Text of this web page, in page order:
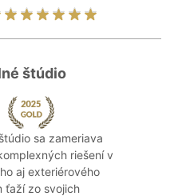
štúdio
sa zameriava
riešení v
aj exteriérového
ťaží zo svojich